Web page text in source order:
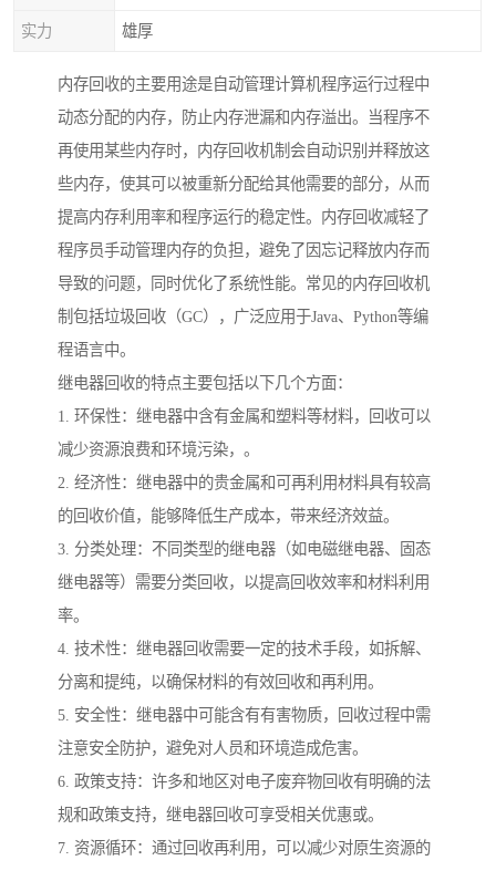
实力 雄厚
内存回收的主要用途是自动管理计算机程序运行过程中
动态分配的内存，防止内存泄漏和内存溢出。当程序不
再使用某些内存时，内存回收机制会自动识别并释放这
些内存，使其可以被重新分配给其他需要的部分，从而
提高内存利用率和程序运行的稳定性。内存回收减轻了
程序员手动管理内存的负担，避免了因忘记释放内存而
导致的问题，同时优化了系统性能。常见的内存回收机
制包括垃圾回收（GC），广泛应用于Java、Python等编
程语言中。
继电器回收的特点主要包括以下几个方面：
1. 环保性：继电器中含有金属和塑料等材料，回收可以
减少资源浪费和环境污染，。
2. 经济性：继电器中的贵金属和可再利用材料具有较高
的回收价值，能够降低生产成本，带来经济效益。
3. 分类处理：不同类型的继电器（如电磁继电器、固态
继电器等）需要分类回收，以提高回收效率和材料利用
率。
4. 技术性：继电器回收需要一定的技术手段，如拆解、
分离和提纯，以确保材料的有效回收和再利用。
5. 安全性：继电器中可能含有有害物质，回收过程中需
注意安全防护，避免对人员和环境造成危害。
6. 政策支持：许多和地区对电子废弃物回收有明确的法
规和政策支持，继电器回收可享受相关优惠或。
7. 资源循环：通过回收再利用，可以减少对原生资源的